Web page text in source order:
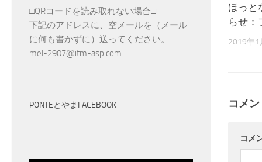
ほっと
らせ：
2019年1
コメ
コメ
□QRコードを読み取れない場合□
下記のアドレスに、空メールを（メール
に何も書かずに）送ってください。
mel-2907@itm-asp.com
PONTEとやまFACEBOOK